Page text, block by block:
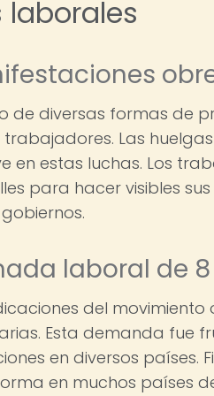
laborales
de diversas formas de
Las
en estas luchas. Los
para hacer visibles
laboral de
del
Esta demanda fue
en diversos países.
en muchos países